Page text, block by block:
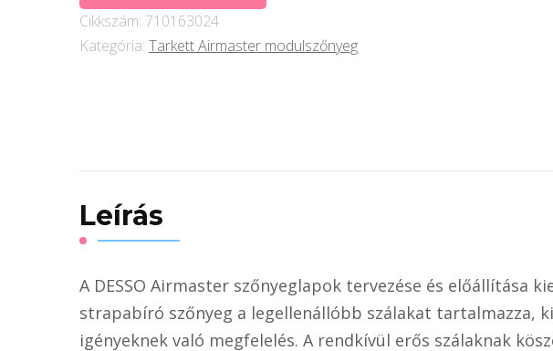
Cikkszám: 710163024
Kategória: Tarkett Airmaster modulszőnyeg
Leírás
A DESSO Airmaster szőnyeglapok tervezése és előállítása
strapabíró szőnyeg a legellenállóbb szálakat tartalmazza,
igényeknek való megfelelés. A rendkívül erős szálaknak